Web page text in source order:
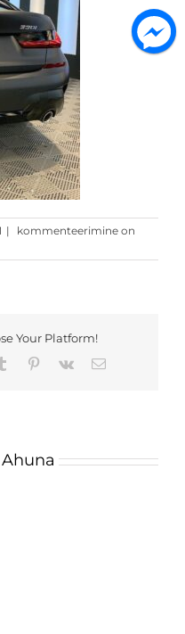
|
kommenteerimine on
Your Platform!
Tumblr Pinterest
Vk Email